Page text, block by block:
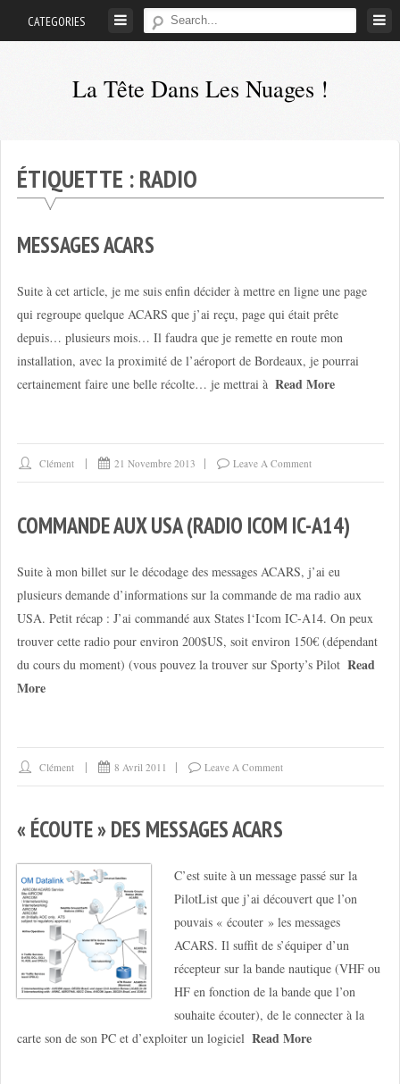
CATEGORIES
La Tête Dans Les Nuages !
petit
;-)
ÉTIQUETTE :RADIO
MESSAGES ACARS
Suite à cet article, je me suis enfin décider à mettre en ligne une page
qui regroupe quelque ACARS que j’ai reçu, page qui était prête
depuis… plusieurs mois… Il faudra que je remette en route mon
installation, avec la proximité de l’aéroport de Bordeaux, je pourrai
certainement faire une belle récolte… je mettrai à Read More
Clément 21 Novembre 2013 Leave A Comment
COMMANDE AUX USA (RADIO ICOM IC-A14)
Suite à mon billet sur le décodage des messages ACARS, j’ai eu
plusieurs demande d’informations sur la commande de ma radio aux
USA. Petit récap : J’ai commandé aux States l‘Icom IC-A14. On peux
trouver cette radio pour environ 200$US, soit environ 150€ (dépendant
du cours du moment) (vous pouvez la trouver sur Sporty’s Pilot Read
More
Clément 8 Avril 2011 Leave A Comment
« ÉCOUTE » DES MESSAGES ACARS
C’est suite à un message passé sur la
PilotList que j’ai découvert que l’on
pouvais « écouter » les messages
ACARS. Il suffit de s’équiper d’un
récepteur sur la bande nautique (VHF ou
HF en fonction de la bande que l’on
souhaite écouter), de le connecter à la
carte son de son PC et d’exploiter un logiciel Read More